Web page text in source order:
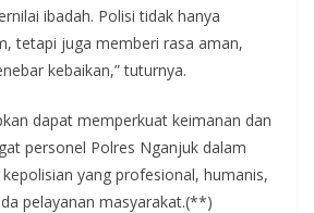
ibadah. Polisi tidak hanya
tetapi juga memberi rasa aman,
kebaikan,” tuturnya.
dapat memperkuat keimanan dan
personel Polres Nganjuk dalam
yang profesional, humanis,
pelayanan masyarakat.(**)